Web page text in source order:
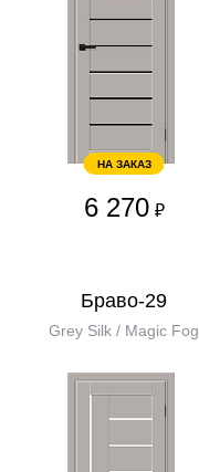
НА ЗАКАЗ
6 270 ₽
Браво-29
Grey Silk / Magic Fog